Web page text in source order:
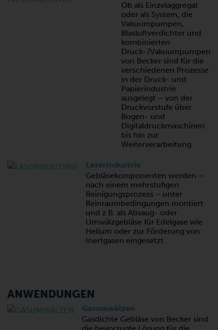
Ob als Einzelaggregat
oder als System, die
Vakuumpumpen,
Blasluftverdichter und
kombinierten
Druck-/Vakuumpumpen
von Becker sind für die
verschiedenen Prozesse
in der Druck- und
Papierindustrie
ausgelegt – von der
Druckvorstufe über
Bogen- und
Digitaldruckmaschinen
bis hin zur
Weiterverarbeitung.
Laserindustrie
Gebläsekomponenten werden –
nach einem mehrstufigen
Reinigungsprozess – unter
Reinraumbedingungen montiert
und z.B. als Absaug- oder
Umwälzgebläse für Edelgase wie
Helium oder zur Förderung von
Inertgasen eingesetzt.
ANWENDUNGEN
Gasumwälzen
Gasdichte Gebläse von Becker sind